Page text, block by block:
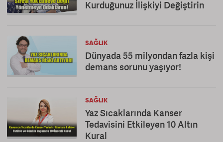
Kurduğunuz İlişkiyi Değiştirin
SAĞLIK
Dünyada 55 milyondan fazla kişi
demans sorunu yaşıyor!
SAĞLIK
Yaz Sıcaklarında Kanser
Tedavisini Etkileyen 10 Altın
Kural